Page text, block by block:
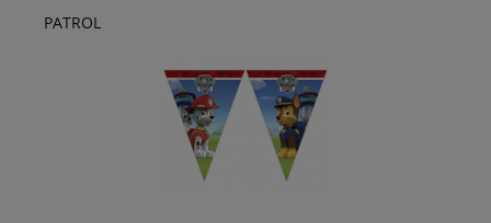
PATROL